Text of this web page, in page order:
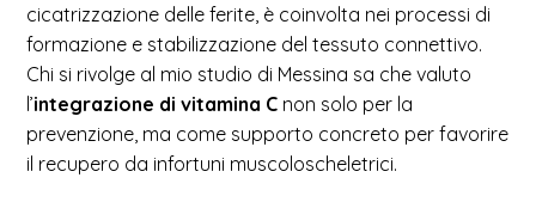
cicatrizzazione delle ferite, è coinvolta nei processi di
formazione e stabilizzazione del tessuto connettivo.
Chi si rivolge al mio studio di Messina sa che valuto
l’integrazione di vitamina C non solo per la
prevenzione, ma come supporto concreto per favorire
il recupero da infortuni muscoloscheletrici.